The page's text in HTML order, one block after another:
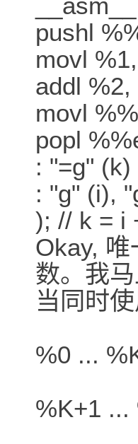
pushl
movl
addl
movl
popl
: "=g" (k)
: "g" (i),
); // k = i
Okay,
数。我马
当同时
%0 ...
%K+1 ...